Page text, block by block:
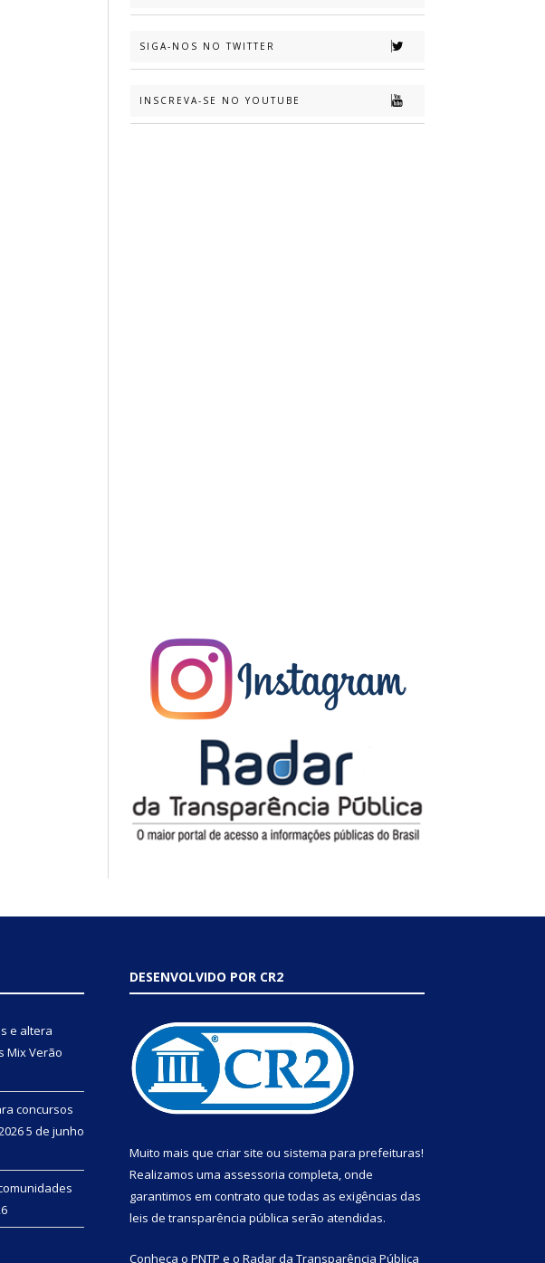
SIGA-NOS NO TWITTER
INSCREVA-SE NO YOUTUBE
e altera
Mix Verão
concursos
5 de junho
DESENVOLVIDO POR CR2
Muito mais que criar site ou sistema para prefeituras!
Realizamos uma assessoria completa, onde
garantimos em contrato que todas as exigências das
leis de transparência pública serão atendidas.
Conheça o PNTP e o Radar da Transparência Pública